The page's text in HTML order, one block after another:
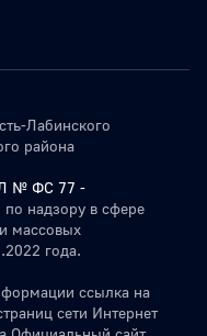
Лабинского
района
№ ФС 77 -
надзору в сфере
массовых
года.
ссылка на
сети Интернет